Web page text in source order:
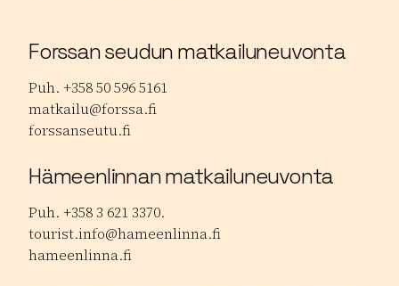
Forssan seudun matkailuneuvonta
Puh. +358 50 596 5161
matkailu@forssa.fi
forssanseutu.fi
Hämeenlinnan matkailuneuvonta
Puh. +358 3 621 3370.
tourist.info@hameenlinna.fi
hameenlinna.fi